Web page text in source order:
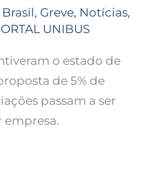
Brasil, Greve, Notícias,
UNIBUS
o estado de
de 5% de
passam a ser
empresa.